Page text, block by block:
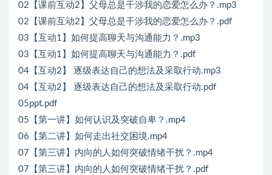
02【课前互动2】父母总是干涉我的恋爱怎么办？.mp3
02【课前互动2】父母总是干涉我的恋爱怎么办？.pdf
03【互动1】如何提高聊天与沟通能力？.mp3
03【互动1】如何提高聊天与沟通能力？.pdf
04【互动2】 逐级表达自己的想法及采取行动.mp3
04【互动2】 逐级表达自己的想法及采取行动.pdf
05ppt.pdf
05【第一讲】如何认识及突破自卑？.mp4
06【第二讲】如何走出社交困境.mp4
07【第三讲】内向的人如何突破情绪干扰？.mp4
07【第三讲】内向的人如何突破情绪干扰？.pdf